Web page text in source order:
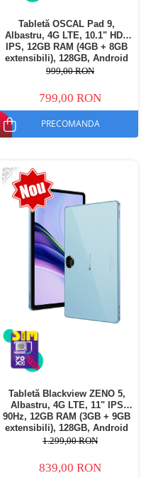
Tabletă OSCAL Pad 9,
Albastru, 4G LTE, 10.1" HD+
IPS, 12GB RAM (4GB + 8GB
extensibili), 128GB, Android
15, 7700mAh, Dual SIM
999,00 RON
799,00 RON
PRECOMANDA
-35%
Tabletă Blackview ZENO 5,
Albastru, 4G LTE, 11" IPS
90Hz, 12GB RAM (3GB + 9GB
extensibili), 128GB, Android
16, Unisoc T7250, 8300mAh,
SIM
1.299,00 RON
839,00 RON